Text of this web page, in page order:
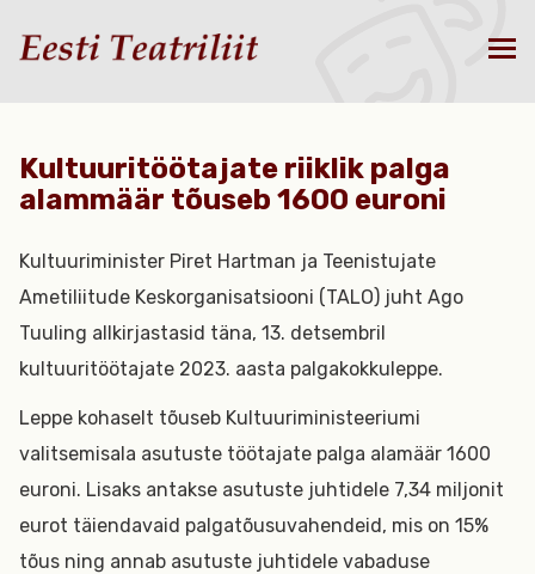
Kultuuritöötajate riiklik palga
alammäär tõuseb 1600 euroni
Kultuuriminister Piret Hartman ja Teenistujate
Ametiliitude Keskorganisatsiooni (TALO) juht Ago
Tuuling allkirjastasid täna, 13. detsembril
kultuuritöötajate 2023. aasta palgakokkuleppe.
Leppe kohaselt tõuseb Kultuuriministeeriumi
valitsemisala asutuste töötajate palga alamäär 1600
euroni. Lisaks antakse asutuste juhtidele 7,34 miljonit
eurot täiendavaid palgatõusuvahendeid, mis on 15%
tõus ning annab asutuste juhtidele vabaduse